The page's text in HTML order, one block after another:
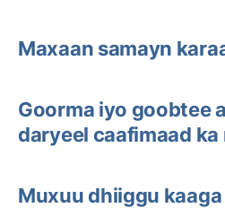
Maxaan samayn
Goorma iyo goobtee
daryeel caafimaad ka
Muxuu dhiiggu